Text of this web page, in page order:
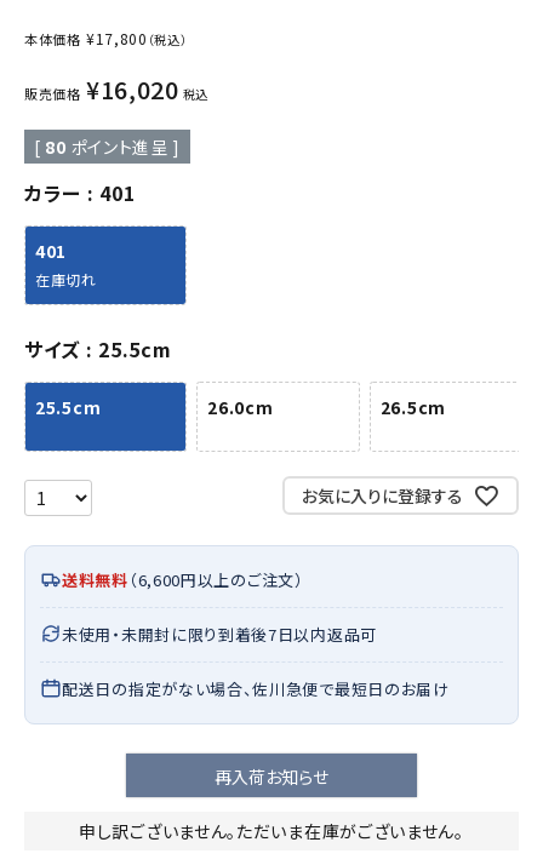
本体価格 ¥17,800 （税込）
販売価格 ¥16,020 税込
[ 80 ポイント進呈 ]
カラー 401
401
在庫切れ
サイズ 25.5cm
25.5cm 26.0cm 26.5cm
お気に入りに登録する
送料無料 （6,600円以上のご注文）
未使用・未開封に限り到着後7日以内返品可
配送日の指定がない場合、佐川急便で最短日のお届け
再入荷お知らせ
申し訳ございません。ただいま在庫がございません。